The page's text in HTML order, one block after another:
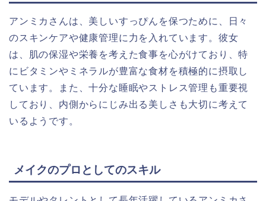
アンミカさんは、美しいすっぴんを保つために、日々
のスキンケアや健康管理に力を入れています。彼女
は、肌の保湿や栄養を考えた食事を心がけており、特
にビタミンやミネラルが豊富な食材を積極的に摂取し
ています。また、十分な睡眠やストレス管理も重要視
しており、内側からにじみ出る美しさも大切に考えて
いるようです。
メイクのプロとしてのスキル